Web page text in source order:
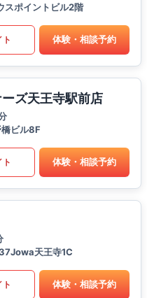
スポイントビル2階
ト 体験・相談予約
ズ天王寺駅前店
ビル8F
ト 体験・相談予約
天王寺1C
ト 体験・相談予約